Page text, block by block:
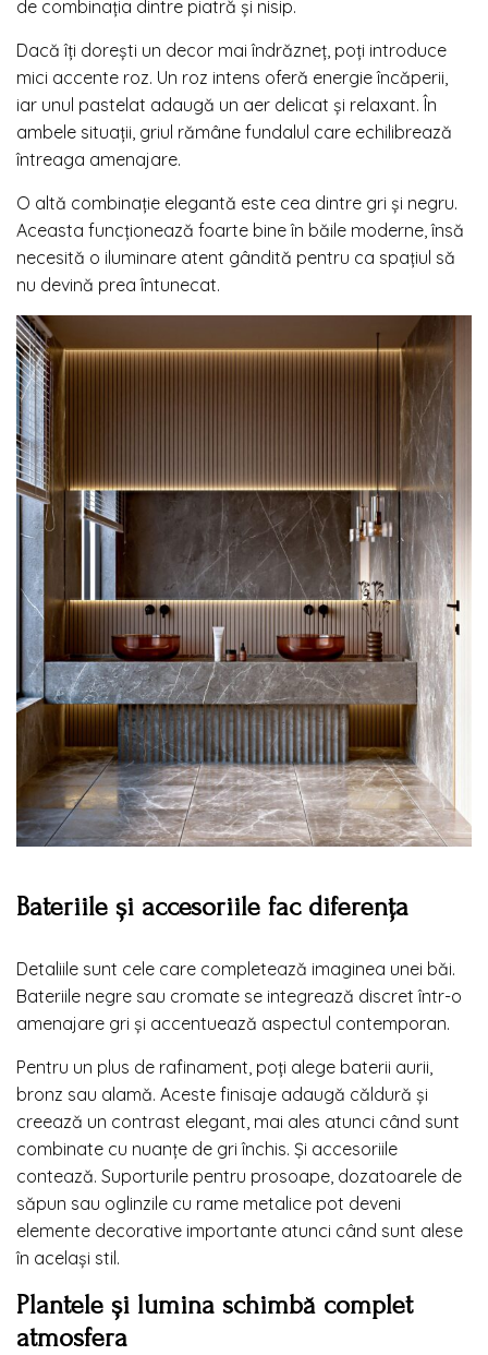
de combinația dintre piatră și nisip.
Dacă îți dorești un decor mai îndrăzneț, poți introduce
mici accente roz. Un roz intens oferă energie încăperii,
iar unul pastelat adaugă un aer delicat și relaxant. În
ambele situații, griul rămâne fundalul care echilibrează
întreaga amenajare.
O altă combinație elegantă este cea dintre gri și negru.
Aceasta funcționează foarte bine în băile moderne, însă
necesită o iluminare atent gândită pentru ca spațiul să
nu devină prea întunecat.
Bateriile și accesoriile fac diferența
Detaliile sunt cele care completează imaginea unei băi.
Bateriile negre sau cromate se integrează discret într-o
amenajare gri și accentuează aspectul contemporan.
Pentru un plus de rafinament, poți alege baterii aurii,
bronz sau alamă. Aceste finisaje adaugă căldură și
creează un contrast elegant, mai ales atunci când sunt
combinate cu nuanțe de gri închis. Și accesoriile
contează. Suporturile pentru prosoape, dozatoarele de
săpun sau oglinzile cu rame metalice pot deveni
elemente decorative importante atunci când sunt alese
în același stil.
Plantele și lumina schimbă complet
atmosfera